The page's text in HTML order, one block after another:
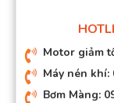
Motor giảm
Máy nén khí:
Bơm Màng: